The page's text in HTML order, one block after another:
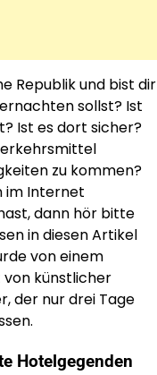
Republik und bist dir
sollst? Ist
Ist es dort sicher?
zu kommen?
im Internet
dann hör bitte
in diesen Artikel
von einem
von künstlicher
der nur drei Tage
Hotelgegenden